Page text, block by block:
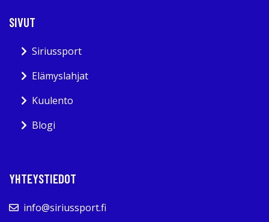
SIVUT
Siriussport
Elämyslahjat
Kuulento
Blogi
YHTEYSTIEDOT
info@siriussport.fi